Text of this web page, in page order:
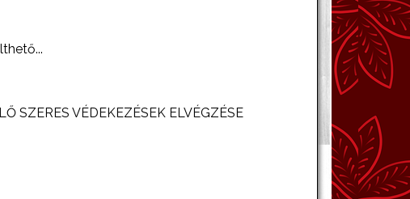
SZERES VÉDEKEZÉSEK ELVÉGZÉSE